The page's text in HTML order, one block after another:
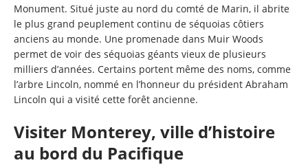
Monument. Situé juste au nord du comté de Marin, il abrite
le plus grand peuplement continu de séquoias côtiers
anciens au monde. Une promenade dans Muir Woods
permet de voir des séquoias géants vieux de plusieurs
milliers d’années. Certains portent même des noms, comme
l’arbre Lincoln, nommé en l’honneur du président Abraham
Lincoln qui a visité cette forêt ancienne.
Visiter Monterey, ville d’histoire
au bord du Pacifique